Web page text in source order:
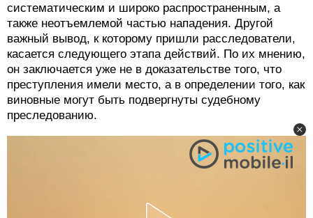
систематическим и широко распространенным, а
также неотъемлемой частью нападения. Другой
важный вывод, к которому пришли расследователи,
касается следующего этапа действий. По их мнению,
он заключается уже не в доказательстве того, что
преступления имели место, а в определении того, как
виновные могут быть подвергнуты судебному
преследованию.